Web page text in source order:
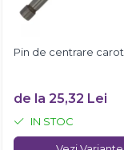
Pin de centrare
de la 25,32 Lei
IN STOC